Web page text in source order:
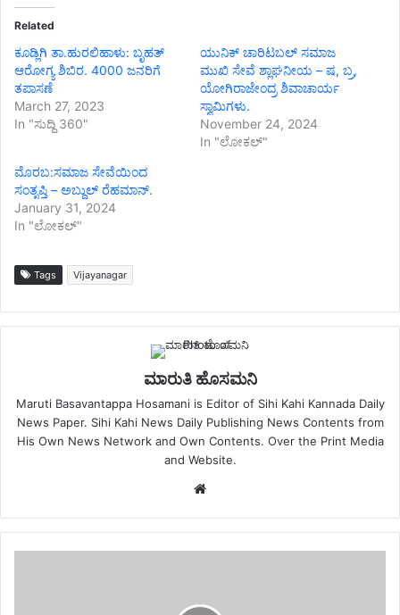
Related
ಕೂಡ್ಲಿಗಿ ತಾ.ಹುರಲಿಹಾಳು: ಬೃಹತ್
ಆರೋಗ್ಯ ಶಿಬಿರ. 4000 ಜನರಿಗೆ
ತಪಾಸಣೆ
March 27, 2023
In "ಸುದ್ದಿ 360"
ಯುನಿಕ್ ಚಾರಿಟಬಲ್ ಸಮಾಜ
ಮುಖಿ ಸೇವೆ ಶ್ಲಾಘನೀಯ – ಷ, ಬ್ರ,
ಯೋಗಿರಾಜೇಂದ್ರ ಶಿವಾಚಾರ್ಯ
ಸ್ವಾಮಿಗಳು.
November 24, 2024
In "ಲೋಕಲ್"
ಮೊರಬ:ಸಮಾಜ ಸೇವೆಯಿಂದ
ಸಂತೃಪ್ತಿ – ಅಬ್ದುಲ್ ರೆಹಮಾನ್.
January 31, 2024
In "ಲೋಕಲ್"
Tags Vijayanagar
ಮಾರುತಿ ಹೊಸಮನಿ
Maruti Basavantappa Hosamani is Editor of Sihi Kahi Kannada Daily
News Paper. Sihi Kahi News Daily Publishing News Contents from
His Own News Network and Own Contents. Over the Print Media
and Website.
Website